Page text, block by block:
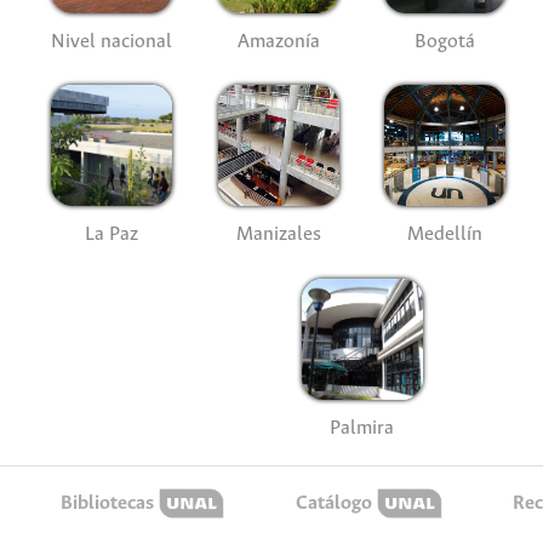
Nivel nacional Amazonía Bogotá
La Paz Manizales Medellín
Palmira
Bibliotecas Catálogo